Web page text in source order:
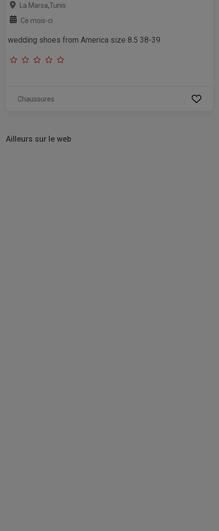
La Marsa,Tunis
Ce mois-ci
wedding shoes from America size 8.5 38-39
Chaussures
Ailleurs sur le web